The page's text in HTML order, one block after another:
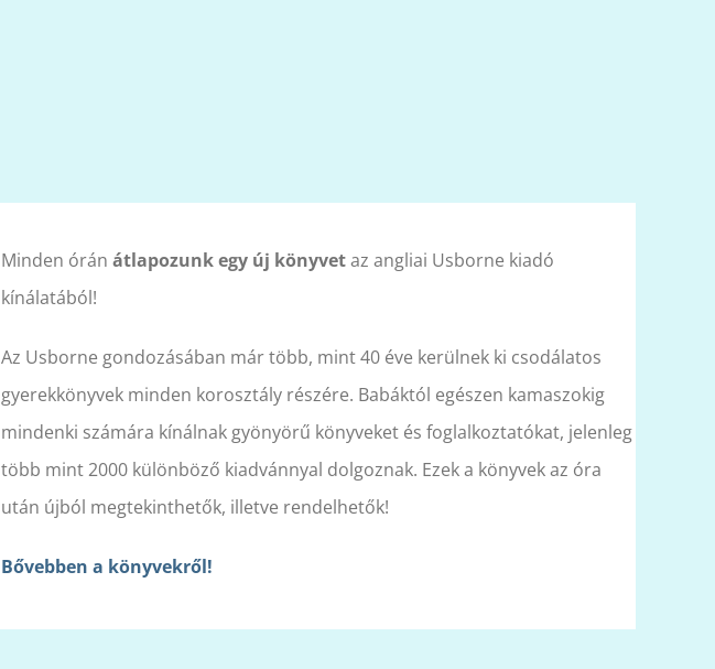
Minden órán átlapozunk egy új könyvetaz angliai Usborne kiadó
kínálatából!
Az Usborne gondozásában már több, mint 40 éve kerülnek ki csodálatos
gyerekkönyvek minden korosztály részére. Babáktól egészen kamaszokig
mindenki számára kínálnak gyönyörű könyveket és foglalkoztatókat, jelenleg
több mint 2000 különböző kiadvánnyal dolgoznak. Ezek a könyvek az óra
után újból megtekinthetők, illetve rendelhetők!
Bővebben a könyvekről!